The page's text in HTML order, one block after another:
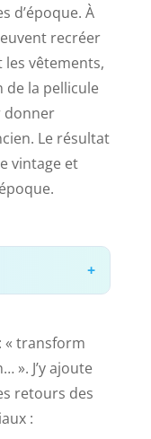
d’époque. À
recréer
les vêtements,
de la pellicule
donner
Le résultat
vintage et
« transform
». J’y ajoute
retours des
: